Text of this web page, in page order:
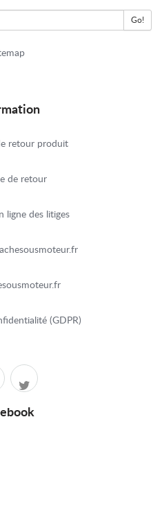
Go!
retour produit
de retour
ligne des litiges
(GDPR)